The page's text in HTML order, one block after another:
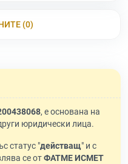
(0)
, е основана на
юридически лица.
статус "действащ" и с
се отФАТМЕ ИСМЕТ